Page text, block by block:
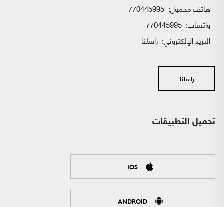
هاتف محمول: 770445995
واتساب:
البريد الإلكتروني: راسلنا
راسلنا
تحميل التطبيقات
IOS
ANDROID